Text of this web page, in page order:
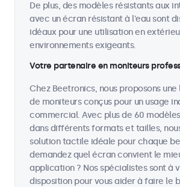
De plus, des modèles résistants aux
avec un écran résistant à l'eau sont
idéaux pour une utilisation en
environnements exigeants.
Votre partenaire en moniteurs
Chez Beetronics, nous proposons
de moniteurs conçus pour un usage
commercial. Avec plus de 60
dans différents formats et tailles,
solution tactile idéale pour chaque
demandez quel écran convient le
application ? Nos spécialistes sont à
disposition pour vous aider à faire le